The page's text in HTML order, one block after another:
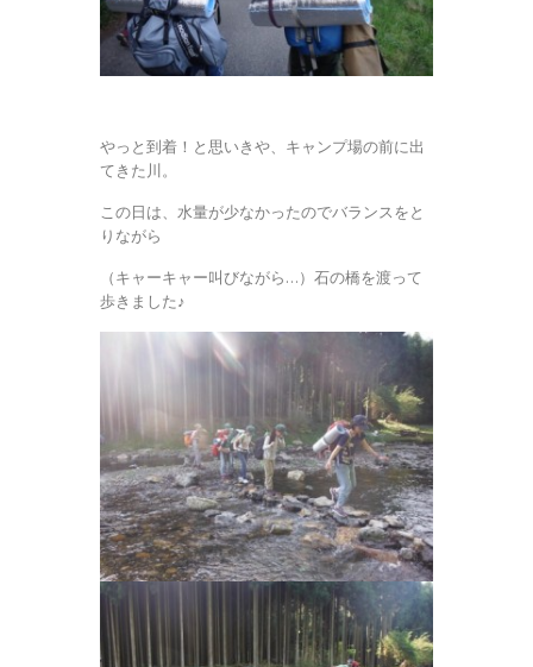
やっと到着！と思いきや、キャンプ場の前に出
てきた川。
この日は、水量が少なかったのでバランスをと
りながら
（キャーキャー叫びながら…）石の橋を渡って
歩きました♪